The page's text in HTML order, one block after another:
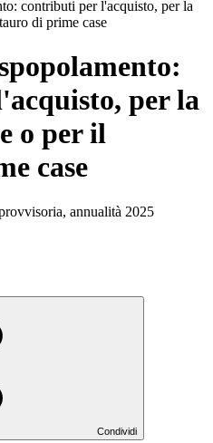
contributi per l'acquisto, per la
di prime case
per la
o per il
case
annualità 2025
Condividi